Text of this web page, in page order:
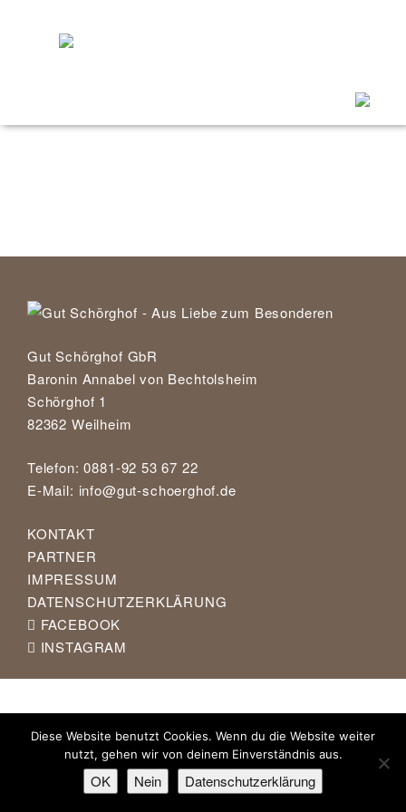
Menü
Gut Schörghof GbR
Baronin Annabel von Bechtolsheim
Schörghof 1
82362 Weilheim
Telefon: 0881-92 53 67 22
E-Mail: info@gut-schoerghof.de
KONTAKT
PARTNER
IMPRESSUM
DATENSCHUTZERKLÄRUNG
FACEBOOK
INSTAGRAM
Diese Website benutzt Cookies. Wenn du die Website weiter
nutzt, gehen wir von deinem Einverständnis aus.
OK Nein Datenschutzerklärung